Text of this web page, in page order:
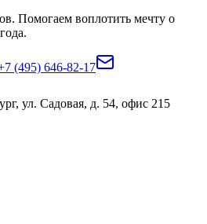
Помогаем воплотить мечту о
(495) 646-82-17
ул. Садовая, д. 54, офис 215